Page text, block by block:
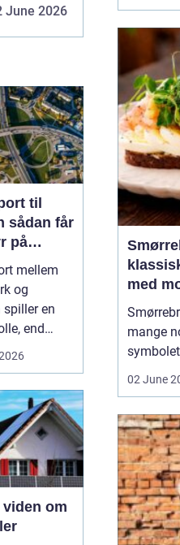
June 2026
til
på
til
mellem
og
spiller en
end
klar over.
et n...
om
kan
på
min...
med
mange
der
gode
du får
02 June